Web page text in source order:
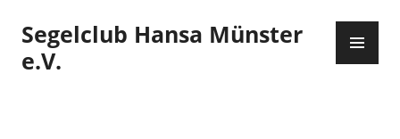
Inhalt
springen
Segelclub Hansa Münster
e.V.